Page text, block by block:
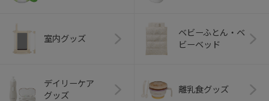
室内グッズ
ベビーふとん・ベ
ビーベッド
デイリーケア
グッズ
離乳食グッズ